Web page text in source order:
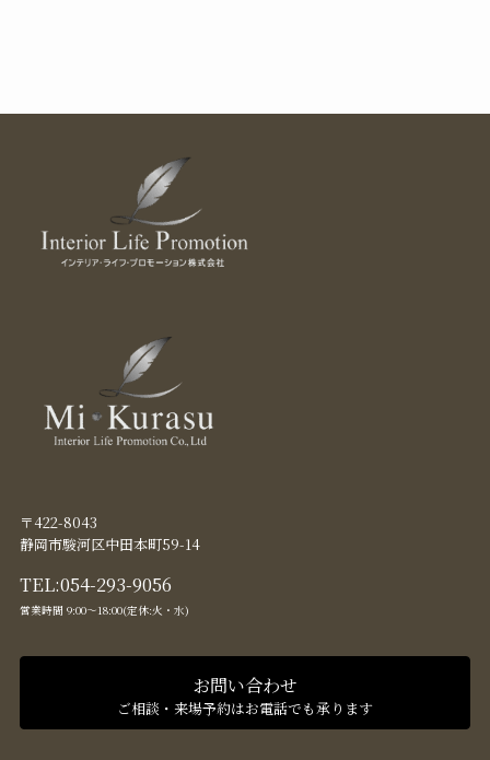
〒422-8043
静岡市駿河区中田本町59-14
TEL:054-293-9056
営業時間 9:00〜18:00(定休:火・水)
お問い合わせ
ご相談・来場予約はお電話でも承ります